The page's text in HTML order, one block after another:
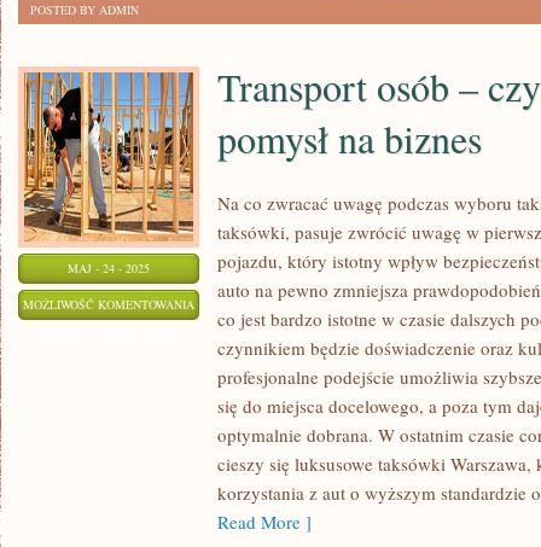
POSTED BY ADMIN
MAJ - 24 - 2025
MOŻLIWOŚĆ KOMENTOWANIA
POMYSŁ
Transport osób –
pomysł na biznes
Na co zwracać uwagę podczas wyboru
taksówki, pasuje zwrócić uwagę w
pojazdu, który istotny wpływ
auto na pewno zmniejsza
co jest bardzo istotne w czasie dalszych
czynnikiem będzie doświadczenie oraz
profesjonalne podejście umożliwia
się do miejsca docelowego, a poza tym
optymalnie dobrana. W ostatnim czasie
cieszy się luksusowe taksówki
korzystania z aut o wyższym standardzie
Read More ]